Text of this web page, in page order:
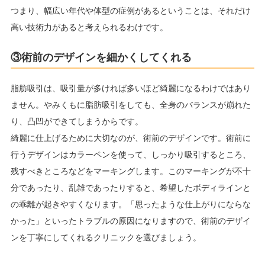
つまり、幅広い年代や体型の症例があるということは、それだけ
高い技術力があると考えられるわけです。
③術前のデザインを細かくしてくれる
脂肪吸引は、吸引量が多ければ多いほど綺麗になるわけではあり
ません。やみくもに脂肪吸引をしても、全身のバランスが崩れた
り、凸凹ができてしまうからです。
綺麗に仕上げるために大切なのが、術前のデザインです。術前に
行うデザインはカラーペンを使って、しっかり吸引するところ、
残すべきところなどをマーキングします。このマーキングが不十
分であったり、乱雑であったりすると、希望したボディラインと
の乖離が起きやすくなります。「思ったような仕上がりにならな
かった」といったトラブルの原因になりますので、術前のデザイ
ンを丁寧にしてくれるクリニックを選びましょう。